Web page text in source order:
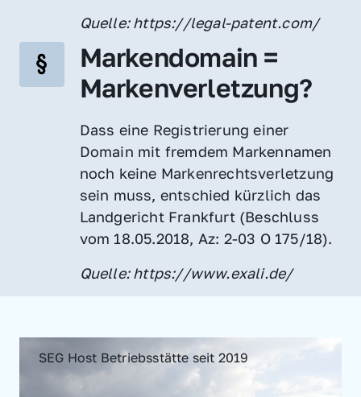
Quelle: https://legal-patent.com/
Markendomain =
Markenverletzung?
Dass eine Registrierung einer
Domain mit fremdem Markennamen
noch keine Markenrechtsverletzung
sein muss, entschied kürzlich das
Landgericht Frankfurt (Beschluss
vom 18.05.2018, Az: 2-03 O 175/18).
Quelle: https://www.exali.de/
SEG Host Betriebsstätte seit 2019